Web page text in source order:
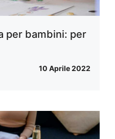
per bambini: per
10 Aprile 2022